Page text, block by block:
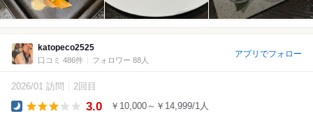
katopeco2525
口コミ 486件 フォロワー 88人
アプリでフォロー
2026/01 訪問 2回目
3.0 ￥10,000～￥14,999/1人